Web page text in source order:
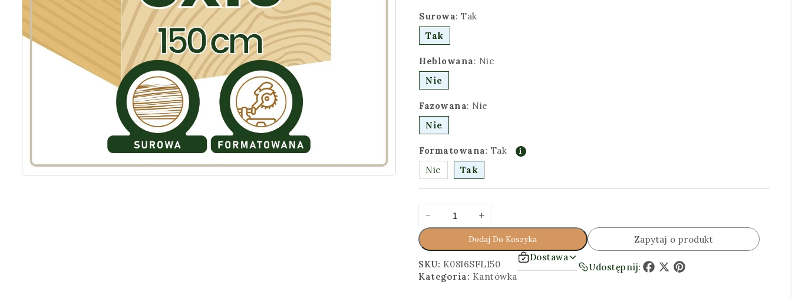
Surowa: Tak
Tak
Heblowana: Nie
Nie
Fazowana: Nie
Nie
Formatowana: Tak
Nie
Tak
-
Kantówka
8x16x150
[cm]
Surowa,
Formatowana
+
Dodaj Do Koszyka
Alternative:
Zapytaj o produkt
SKU: K0816SFL150
Kategoria: Kantówka
Dostawa
Udostępnij: